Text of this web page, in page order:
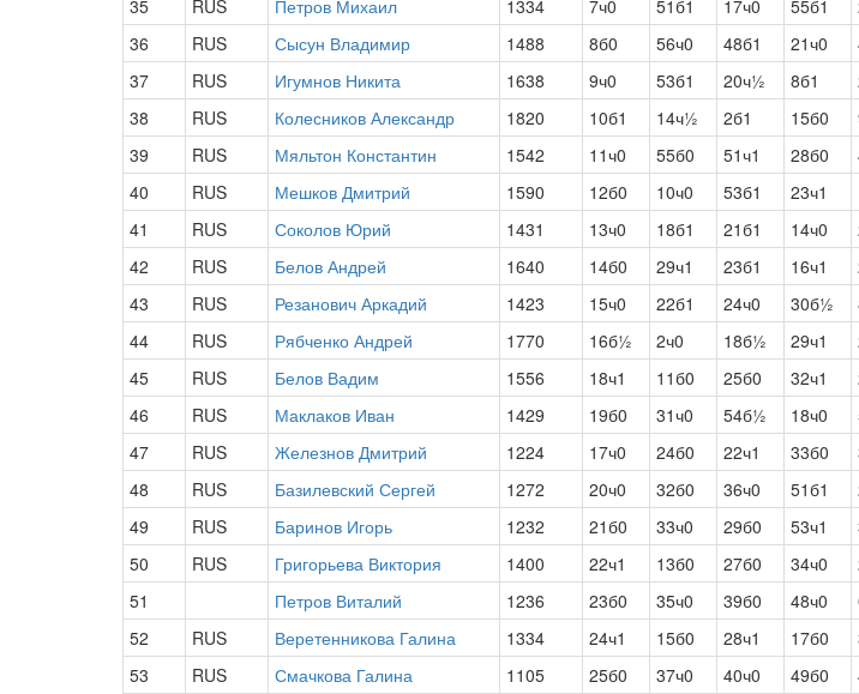
35
RUS Петров Михаил 1334 7ч0 51б1 17ч0 55б1
36
RUS Сысун Владимир 1488 8б0 56ч0 48б1 21ч0
37
RUS Игумнов Никита 1638 9ч0 53б1 20ч½ 8б1
38
RUS Колесников Александр 1820 10б1 14ч½ 2б1 15б0
39
RUS Мяльтон Константин 1542 11ч0 55б0 51ч1 28б0
40
RUS Мешков Дмитрий 1590 12б0 10ч0 53б1 23ч1
41
RUS Соколов Юрий 1431 13ч0 18б1 21б1 14ч0
42
RUS Белов Андрей 1640 14б0 29ч1 23б1 16ч1
43
RUS Резанович Аркадий 1423 15ч0 22б1 24ч0 30б½
44
RUS Рябченко Андрей 1770 16б½ 2ч0 18б½ 29ч1
45
RUS Белов Вадим 1556 18ч1 11б0 25б0 32ч1
46
RUS Маклаков Иван 1429 19б0 31ч0 54б½ 18ч0
47
RUS Железнов Дмитрий 1224 17ч0 24б0 22ч1 33б0
48
RUS Базилевский Сергей 1272 20ч0 32б0 36ч0 51б1
49
RUS Баринов Игорь 1232 21б0 33ч0 29б0 53ч1
50
RUS Григорьева Виктория 1400 22ч1 13б0 27б0 34ч0
51
Петров Виталий 1236 23б0 35ч0 39б0 48ч0
52
RUS Веретенникова Галина 1334 24ч1 15б0 28ч1 17б0
53
RUS Смачкова Галина 1105 25б0 37ч0 40ч0 49б0